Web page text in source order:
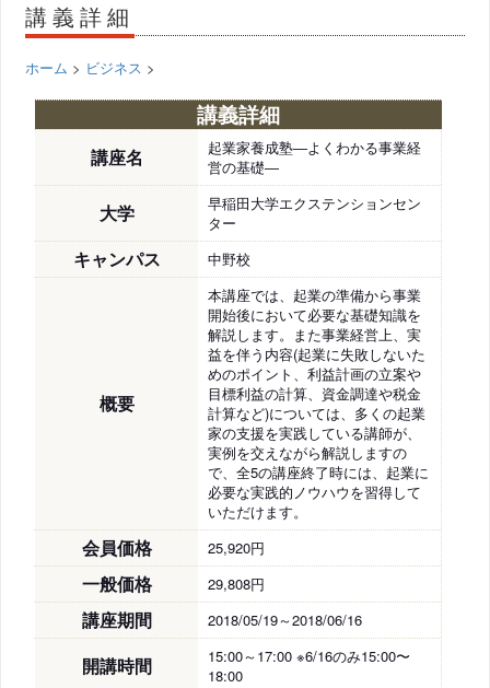
講義詳細
ホーム > ビジネス >
講義詳細
講座名
起業家養成塾―よくわかる事業経
営の基礎―
大学
早稲田大学エクステンションセン
ター
キャンパス 中野校
概要
本講座では、起業の準備から事業
開始後において必要な基礎知識を
解説します。また事業経営上、実
益を伴う内容(起業に失敗しないた
めのポイント、利益計画の立案や
目標利益の計算、資金調達や税金
計算など)については、多くの起業
家の支援を実践している講師が、
実例を交えながら解説しますの
で、全5の講座終了時には、起業に
必要な実践的ノウハウを習得して
いただけます。
会員価格 25,920円
一般価格 29,808円
講座期間 2018/05/19～2018/06/16
開講時間
15:00～17:00 ※6/16のみ15:00〜
18:00